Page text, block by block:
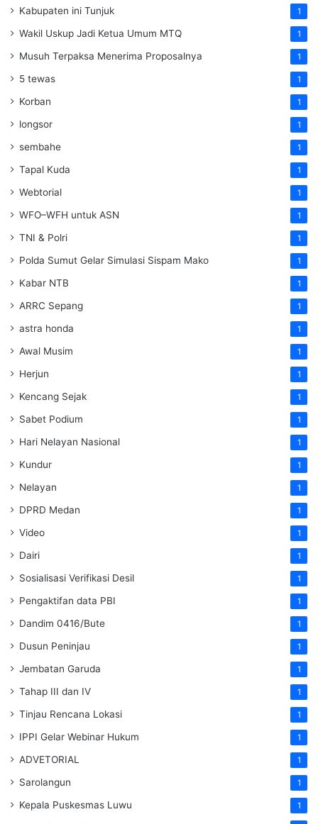
Kabupaten ini Tunjuk 1
Wakil Uskup Jadi Ketua Umum MTQ 1
Musuh Terpaksa Menerima Proposalnya 1
5 tewas 1
Korban 1
longsor 1
sembahe 1
Tapal Kuda 1
Webtorial 1
WFO–WFH untuk ASN 1
TNI & Polri 1
Polda Sumut Gelar Simulasi Sispam Mako 1
Kabar NTB 1
ARRC Sepang 1
astra honda 1
Awal Musim 1
Herjun 1
Kencang Sejak 1
Sabet Podium 1
Hari Nelayan Nasional 1
Kundur 1
Nelayan 1
DPRD Medan 1
Video 1
Dairi 1
Sosialisasi Verifikasi Desil 1
Pengaktifan data PBI 1
Dandim 0416/Bute 1
Dusun Peninjau 1
Jembatan Garuda 1
Tahap III dan IV 1
Tinjau Rencana Lokasi 1
IPPI Gelar Webinar Hukum 1
ADVETORIAL 1
Sarolangun 1
Kepala Puskesmas Luwu 1